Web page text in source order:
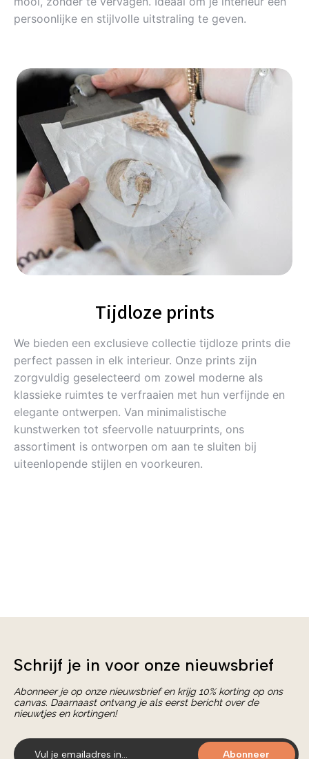
persoonlijke en stijlvolle uitstraling te geven.
Tijdloze prints
We bieden een exclusieve collectie tijdloze prints die
perfect passen in elk interieur. Onze prints zijn
zorgvuldig geselecteerd om zowel moderne als
klassieke ruimtes te verfraaien met hun verfijnde en
elegante ontwerpen. Van minimalistische
kunstwerken tot sfeervolle natuurprints, ons
assortiment is ontworpen om aan te sluiten bij
uiteenlopende stijlen en voorkeuren.
Schrijf je in voor onze nieuwsbrief
Abonneer je op onze nieuwsbrief en krijg 10% korting op ons
canvas. Daarnaast ontvang je als eerst bericht over de
nieuwtjes en kortingen!
Abonneer